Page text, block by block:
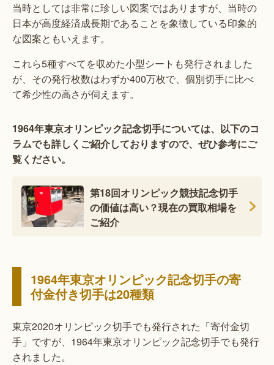
当時としては非常に珍しい図案ではありますが、当時の
日本が高度経済成長期であることを象徴している印象的
な図案ともいえます。
これら5種すべてを収めた小型シートも発行されました
が、その発行枚数はわずか400万枚で、個別切手に比べ
て希少性の高さが伺えます。
1964年東京オリンピック記念切手については、以下のコ
ラムでも詳しくご紹介しておりますので、ぜひ参考にご
覧ください。
第18回オリンピック競技記念切手
の価値は高い？現在の買取相場を
ご紹介
1964年東京オリンピック記念切手の寄
付金付き切手は20種類
東京2020オリンピック切手でも発行された「寄付金切
手」ですが、1964年東京オリンピック記念切手でも発行
されました。